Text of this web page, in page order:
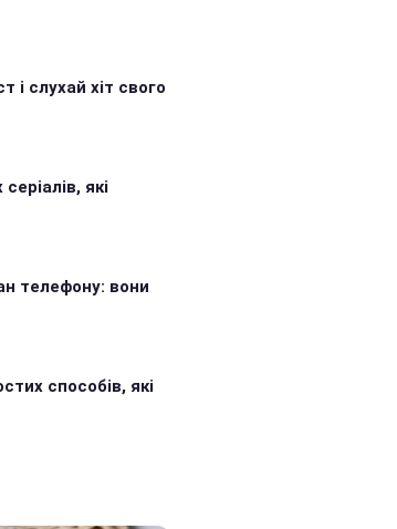
і слухай хіт свого
які
телефону: вони
способів, які